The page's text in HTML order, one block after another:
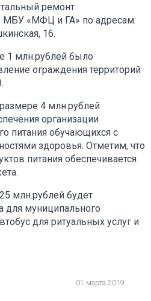
ремонт
МБУ «МФЦ и ГА» по адресам:
16.
1 млн.рублей было
ограждения территорий
4 млн.рублей
организации
питания обучающихся с
здоровья. Отметим, что
питания обеспечивается
млн.рублей будет
для муниципального
для ритуальных услуг и
01 марта 2019